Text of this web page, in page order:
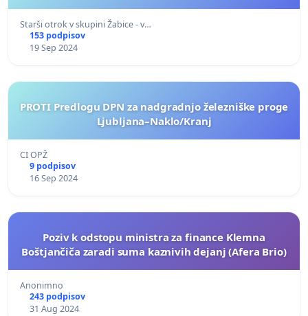
Starši otrok v skupini Žabice - v…
153 podpisov
19 Sep 2024
PROTI Predlogu DPN za nadgradnjo železniške proge
Ljubljana–Naklo/Kranj
CI OPŽ
9 podpisov
16 Sep 2024
Poziv k odstopu ministra za finance Klemna
Boštjančiča zaradi suma kaznivih dejanj (Afera Brio)
Anonimno
243 podpisov
31 Aug 2024